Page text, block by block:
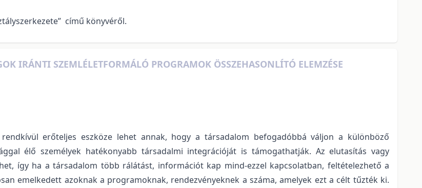
című könyvéről.
IRÁNTI SZEMLÉLETFORMÁLÓ PROGRAMOK ÖSSZEHASONLÍTÓ ELEMZÉSE
erőteljes eszköze lehet annak, hogy a társadalom befogadóbbá váljon a különböző
élő személyek hatékonyabb társadalmi integrációját is támogathatják. Az elutasítás vagy
így ha a társadalom több rálátást, információt kap mind-ezzel kapcsolatban, feltételezhető a
emelkedett azoknak a programoknak, rendezvényeknek a száma, amelyek ezt a célt tűzték ki.